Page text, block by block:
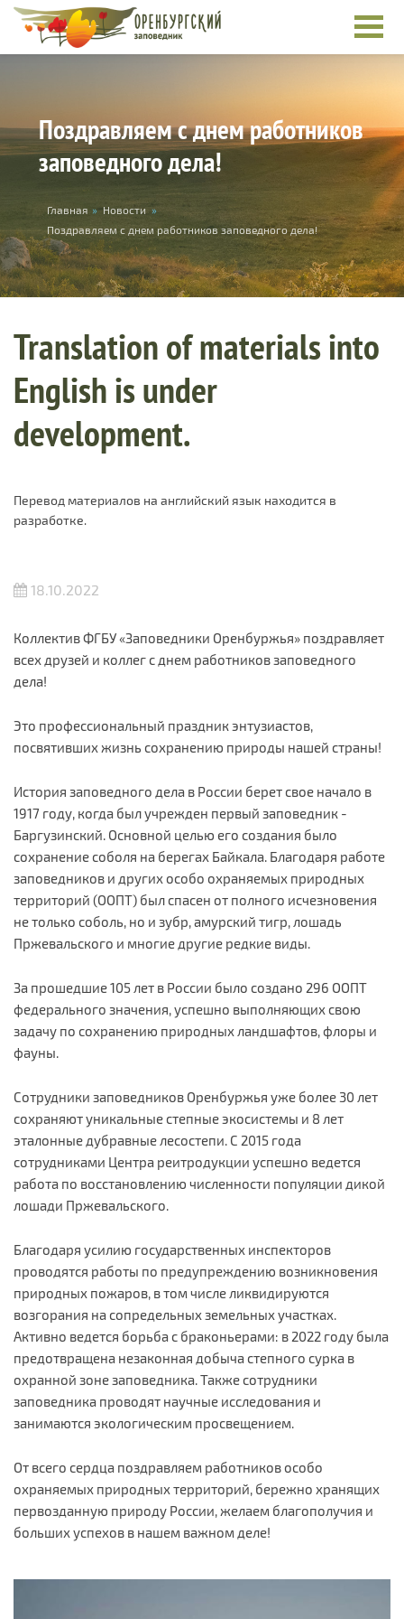
Skip to main content
Поздравляем с днем работников
заповедного дела!
You are here
Главная » Новости »
Поздравляем с днем работников заповедного дела!
Translation of materials into
English is under
development.
Перевод материалов на английский язык находится в
разработке.
18.10.2022
Коллектив ФГБУ «Заповедники Оренбуржья» поздравляет
всех друзей и коллег с днем работников заповедного
дела!
Это профессиональный праздник энтузиастов,
посвятивших жизнь сохранению природы нашей страны!
История заповедного дела в России берет свое начало в
1917 году, когда был учрежден первый заповедник -
Баргузинский. Основной целью его создания было
сохранение соболя на берегах Байкала. Благодаря работе
заповедников и других особо охраняемых природных
территорий (ООПТ) был спасен от полного исчезновения
не только соболь, но и зубр, амурский тигр, лошадь
Пржевальского и многие другие редкие виды.
За прошедшие 105 лет в России было создано 296 ООПТ
федерального значения, успешно выполняющих свою
задачу по сохранению природных ландшафтов, флоры и
фауны.
Сотрудники заповедников Оренбуржья уже более 30 лет
сохраняют уникальные степные экосистемы и 8 лет
эталонные дубравные лесостепи. С 2015 года
сотрудниками Центра реитродукции успешно ведется
работа по восстановлению численности популяции дикой
лошади Пржевальского.
Благодаря усилию государственных инспекторов
проводятся работы по предупреждению возникновения
природных пожаров, в том числе ликвидируются
возгорания на сопредельных земельных участках.
Активно ведется борьба с браконьерами: в 2022 году была
предотвращена незаконная добыча степного сурка в
охранной зоне заповедника. Также сотрудники
заповедника проводят научные исследования и
занимаются экологическим просвещением.
От всего сердца поздравляем работников особо
охраняемых природных территорий, бережно хранящих
первозданную природу России, желаем благополучия и
больших успехов в нашем важном деле!